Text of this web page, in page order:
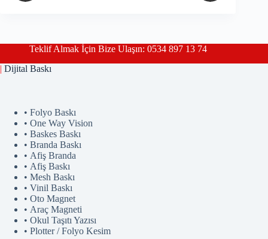
Teklif Almak İçin Bize Ulaşın: 0534 897 13 74
| Dijital Baskı
• Folyo Baskı
• One Way Vision
• Baskes Baskı
• Branda Baskı
• Afiş Branda
• Afiş Baskı
• Mesh Baskı
• Vinil Baskı
• Oto Magnet
• Araç Magneti
• Okul Taşıtı Yazısı
• Plotter / Folyo Kesim